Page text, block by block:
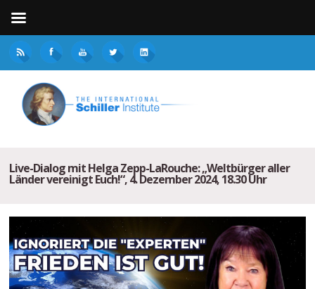
Live-Dialog mit Helga Zepp-LaRouche: „Weltbürger aller
Länder vereinigt Euch!“, 4. Dezember 2024, 18.30 Uhr